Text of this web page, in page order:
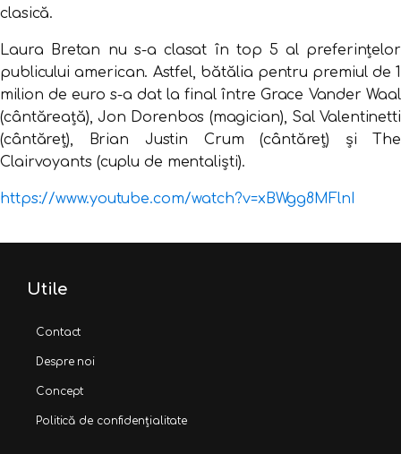
clasică.
Laura Bretan nu s-a clasat în top 5 al preferinţelor
publicului american. Astfel, bătălia pentru premiul de 1
milion de euro s-a dat la final între Grace Vander Waal
(cântăreaţă), Jon Dorenbos (magician), Sal Valentinetti
(cântăreţ), Brian Justin Crum (cântăreţ) şi The
Clairvoyants (cuplu de mentalişti).
https://www.youtube.com/watch?v=xBWgg8MFlnI
Utile
Contact
Despre noi
Concept
Politică de confidențialitate